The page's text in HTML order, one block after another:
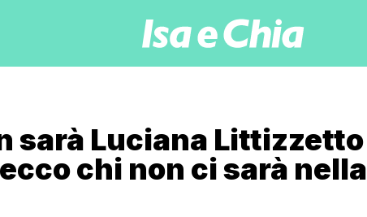
sarà Luciana Littizzetto
chi non ci sarà nella